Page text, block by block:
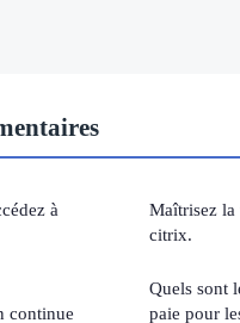
à
continue
Maîtrisez
citrix.
Quels sont
paie pour